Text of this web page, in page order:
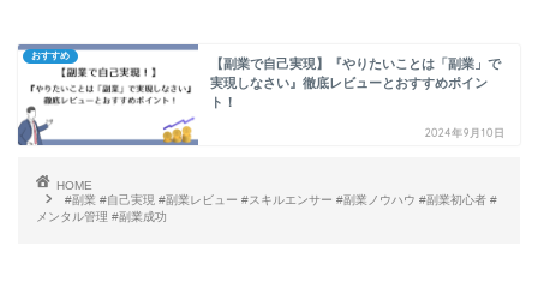
おすすめ
【副業で自己実現】『やりたいことは「副業」で
実現しなさい』徹底レビューとおすすめポイン
ト！
2024年9月10日
HOME
#副業 #自己実現 #副業レビュー #スキルエンサー #副業ノウハウ #副業初心者 #
メンタル管理 #副業成功